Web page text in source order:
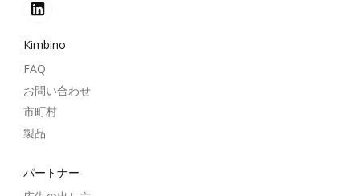
Kimbino
FAQ
お問い合わせ
市町村
製品
パートナー